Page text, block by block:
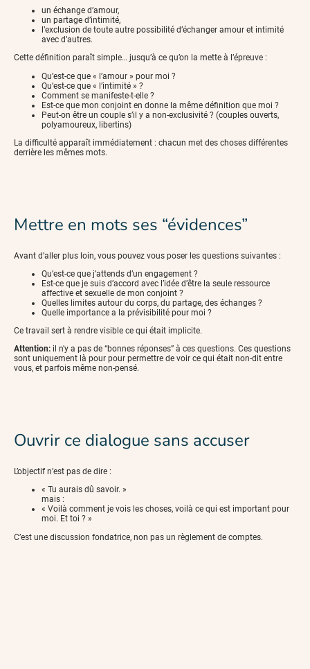
un échange d’amour,
un partage d’intimité,
l’exclusion de toute autre possibilité d’échanger amour et intimité
avec d’autres.
Cette définition paraît simple… jusqu’à ce qu’on la mette à l’épreuve :
Qu’est-ce que « l’amour » pour moi ?
Qu’est-ce que « l’intimité » ?
Comment se manifeste-t-elle ?
Est-ce que mon conjoint en donne la même définition que moi ?
Peut-on être un couple s’il y a non-exclusivité ? (couples ouverts,
polyamoureux, libertins)
La difficulté apparaît immédiatement : chacun met des choses différentes
derrière les mêmes mots.
Mettre en mots ses “évidences”
Avant d’aller plus loin, vous pouvez vous poser les questions suivantes :
Qu’est-ce que j’attends d’un engagement ?
Est-ce que je suis d’accord avec l’idée d’être la seule ressource
affective et sexuelle de mon conjoint ?
Quelles limites autour du corps, du partage, des échanges ?
Quelle importance a la prévisibilité pour moi ?
Ce travail sert à rendre visible ce qui était implicite.
Attention: il n'y a pas de “bonnes réponses” à ces questions. Ces questions
sont uniquement là pour pour permettre de voir ce qui était non-dit entre
vous, et parfois même non-pensé.
Ouvrir ce dialogue sans accuser
L’objectif n’est pas de dire :
« Tu aurais dû savoir. »
mais :
« Voilà comment je vois les choses, voilà ce qui est important pour
moi. Et toi ? »
C’est une discussion fondatrice, non pas un règlement de comptes.